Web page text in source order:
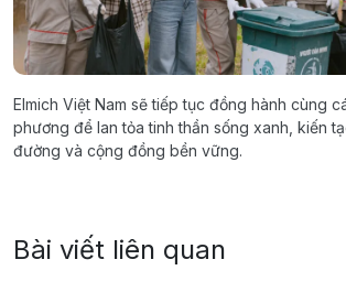
Elmich Việt Nam sẽ tiếp tục đồng hành cùng
phương để lan tỏa tinh thần sống xanh, kiến
đường và cộng đồng bền vững.
Bài viết liên quan